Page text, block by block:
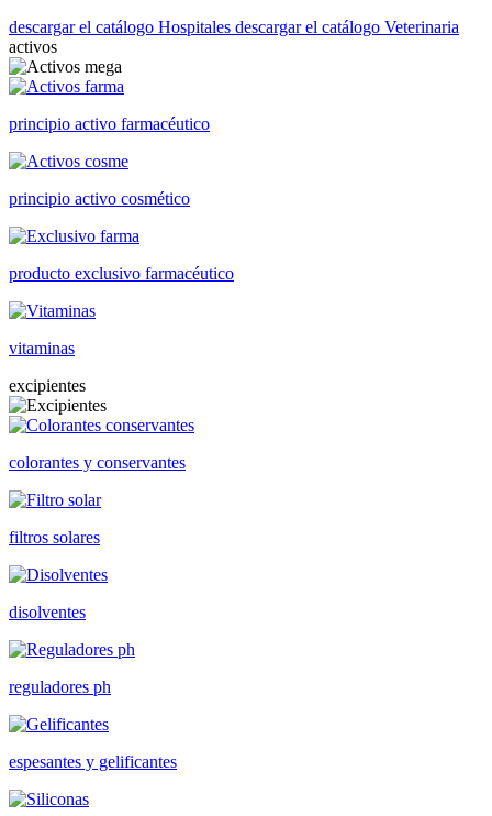
descargar el catálogo Hospitales descargar el catálogo Veterinaria
activos
principio activo farmacéutico
principio activo cosmético
producto exclusivo farmacéutico
vitaminas
excipientes
colorantes y conservantes
filtros solares
disolventes
reguladores ph
espesantes y gelificantes